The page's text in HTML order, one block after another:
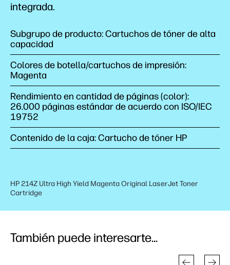
integrada.
Subgrupo de producto: Cartuchos de tóner de alta
capacidad
Colores de botella/cartuchos de impresión:
Magenta
Rendimiento en cantidad de páginas (color):
26.000 páginas estándar de acuerdo con ISO/IEC
19752
Contenido de la caja: Cartucho de tóner HP
HP 214Z Ultra High Yield Magenta Original LaserJet Toner
Cartridge
También puede interesarte...